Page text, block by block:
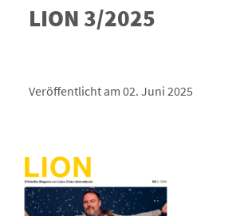
LION 3/2025
Veröffentlicht am 02. Juni 2025